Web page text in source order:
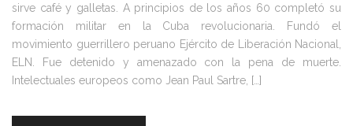
sirve café y galletas. A principios de los años 60 completó su
formación militar en la Cuba revolucionaria. Fundó el
movimiento guerrillero peruano Ejército de Liberación Nacional,
ELN. Fue detenido y amenazado con la pena de muerte.
Intelectuales europeos como Jean Paul Sartre, […]